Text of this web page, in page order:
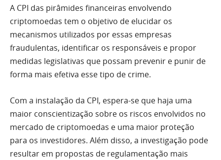
A CPI das pirâmides financeiras envolvendo
criptomoedas tem o objetivo de elucidar os
mecanismos utilizados por essas empresas
fraudulentas, identificar os responsáveis e propor
medidas legislativas que possam prevenir e punir de
forma mais efetiva esse tipo de crime.
Com a instalação da CPI, espera-se que haja uma
maior conscientização sobre os riscos envolvidos no
mercado de criptomoedas e uma maior proteção
para os investidores. Além disso, a investigação pode
resultar em propostas de regulamentação mais